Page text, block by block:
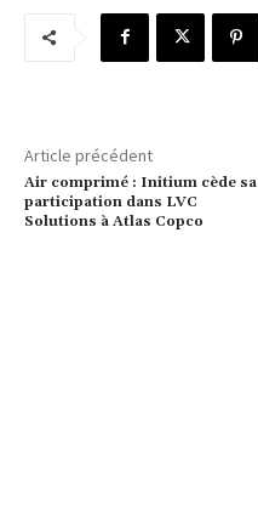
Article précédent
Air comprimé : Initium cède sa
participation dans LVC
Solutions à Atlas Copco